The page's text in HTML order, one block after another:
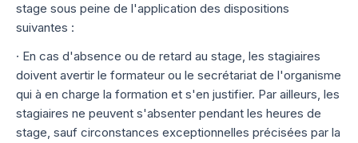
stage sous peine de l'application des dispositions
suivantes :
· En cas d'absence ou de retard au stage, les stagiaires
doivent avertir le formateur ou le secrétariat de l'organisme
qui à en charge la formation et s'en justifier. Par ailleurs, les
stagiaires ne peuvent s'absenter pendant les heures de
stage, sauf circonstances exceptionnelles précisées par la